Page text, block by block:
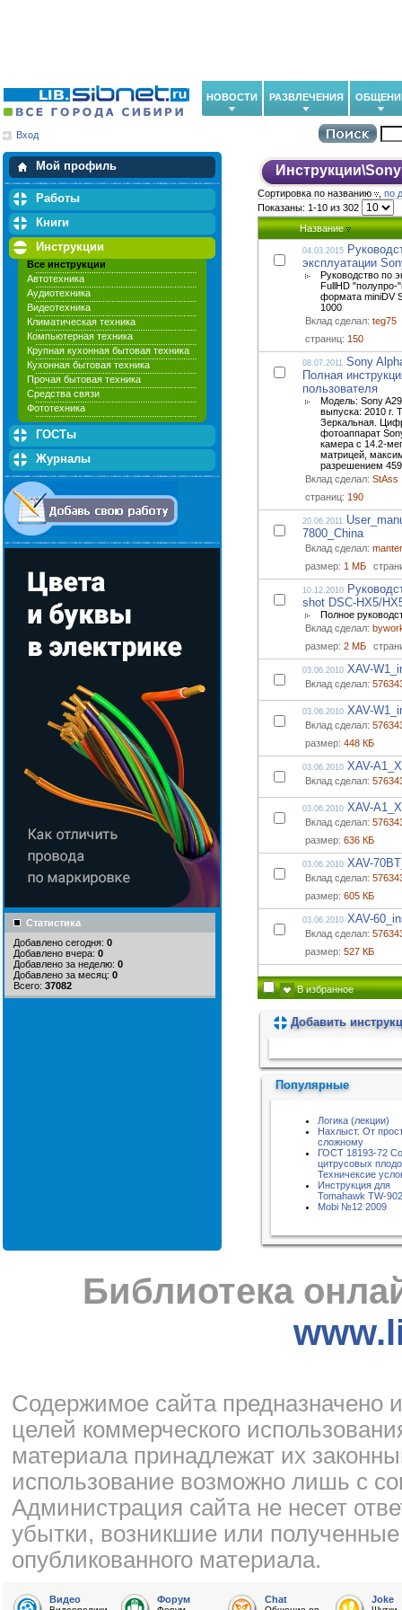
НОВОСТИ РАЗВЛЕЧЕНИЯ
Вход
Мой профиль
Мои закладки
Работы
Книги
Инструкции
Все инструкции
Автотехника
Аудиотехника
Видеотехника
Климатическая техника
Компьютерная техника
Крупная кухонная бытовая техника
Кухонная бытовая техника
Прочая бытовая техника
Средства связи
Фототехника
ГОСТы
Журналы
Статистика
Добавлено сегодня: 0
Добавлено вчера: 0
Добавлено за неделю: 0
Добавлено за месяц: 0
Всего: 37082
Инструкции\Sony
Сортировка по названию
по
Показаны: 1-10 из 302
Название
04.03.2015
эксплуатации
Руководство по
FullHD "полупро-
формата miniDV
1000
Вклад сделал: teg75
страниц: 150
08.07.2011 Sony
Полная
пользователя
Модель: Sony
выпуска: 2010 г.
Зеркальная.
фотоаппарат
камера с 14.2-
матрицей,
разрешением
Вклад сделал: StAss
страниц: 190
20.06.2011
7800_China
Вклад сделал:
размер: 1 МБ
10.12.2010
shot DSC-HX5/
Полное
Вклад сделал:
размер: 2 МБ
03.06.2010 XAV-
Вклад сделал:
03.06.2010 XAV-
Вклад сделал:
размер: 448 КБ
03.06.2010 XAV-
Вклад сделал:
03.06.2010 XAV-
Вклад сделал:
размер: 636 КБ
03.06.2010 XAV-
Вклад сделал:
размер: 605 КБ
03.06.2010 XAV-
Вклад сделал:
размер: 527 КБ
В избранное
Добавить
Популярные
Логика (лекции)
Нахлыст. От
сложному
ГОСТ 18193-72
цитрусовых
Техничексие
Инструкция для
Tomahawk TW-
Mobi №12 2009
Библиотека
Cодержимое сайта предназначено
целей коммерческого
материала принадлежат их
использование возможно лишь с
Администрация сайта не несет
убытки, возникшие или
опубликованного материала.
Видео Форум Chat Joke